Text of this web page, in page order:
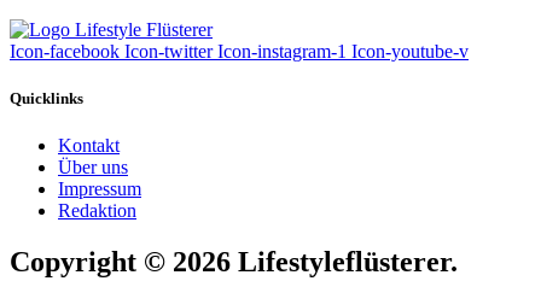
Icon-facebook Icon-twitter Icon-instagram-1 Icon-youtube-v
Quicklinks
Kontakt
Über uns
Impressum
Redaktion
Copyright © 2026 Lifestyleflüsterer.